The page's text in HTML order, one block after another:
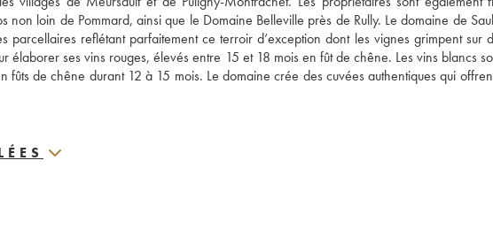
non loin de Pommard, ainsi que le Domaine Belleville près de Rully. Le domaine de
reflétant parfaitement ce terroir d’exception dont les vignes grimpent sur
élaborer ses vins rouges, élevés entre 15 et 18 mois en fût de chêne. Les vins blancs
fûts de chêne durant 12 à 15 mois. Le domaine crée des cuvées authentiques qui